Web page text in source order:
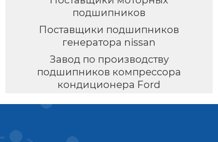
подшипников
Поставщики подшипников
генератора nissan
Завод по производству
подшипников компрессора
кондиционера Ford